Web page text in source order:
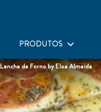
PRODUTOS
Lanche de Forno by Eloa Almeida